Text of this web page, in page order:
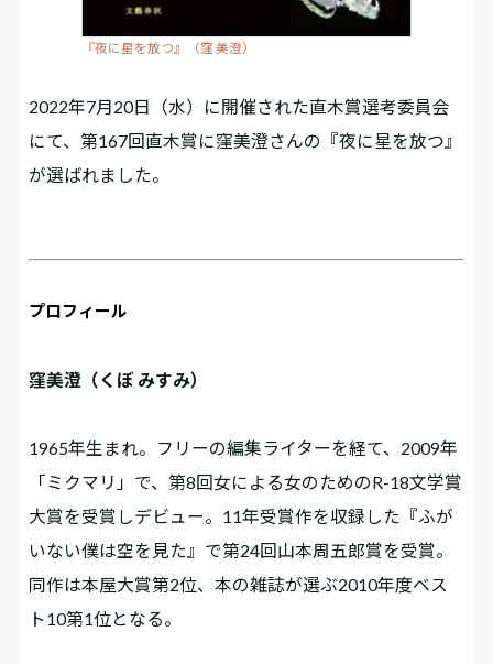
『夜に星を放つ』（窪 美澄）
2022年7月20日（水）に開催された直木賞選考委員会
にて、第167回直木賞に窪美澄さんの『夜に星を放つ』
が選ばれました。
プロフィール
窪美澄（くぼ みすみ）
1965年生まれ。フリーの編集ライターを経て、2009年
「ミクマリ」で、第8回女による女のためのR-18文学賞
大賞を受賞しデビュー。11年受賞作を収録した『ふが
いない僕は空を見た』で第24回山本周五郎賞を受賞。
同作は本屋大賞第2位、本の雑誌が選ぶ2010年度ベス
ト10第1位となる。